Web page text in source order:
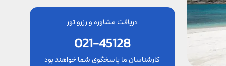
دریافت مشاوره و رزرو تور
021-45128
کارشناسان ما پاسخگوی شما خواهند بود